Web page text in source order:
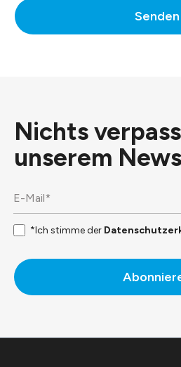
Senden
Nichts
unserem
*Ich stimme der